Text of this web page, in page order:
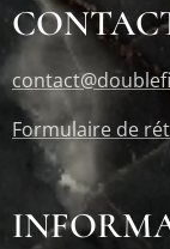
Formulaire de
©